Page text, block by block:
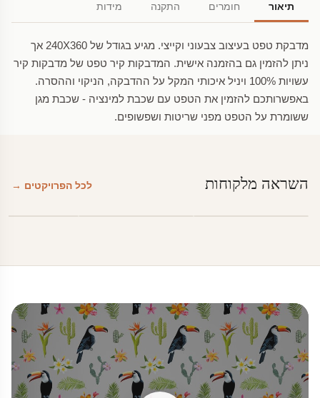
תיאור חומרים התקנה מידות
מדבקת טפט בעיצוב צבעוני וקייצי. מגיע בגודל של 240X360 אך
ניתן להזמין גם בהזמנה אישית. המדבקות קיר טפט של מדבקות קיר
עשויות 100% ויניל איכותי המקל על ההדבקה, הניקוי וההסרה.
באפשרותכם להזמין את הטפט עם שכבת למינציה - שכבת מגן
ששומרת על הטפט מפני שריטות ושפשופים.
השראה מלקוחות לכל הפרויקטים →